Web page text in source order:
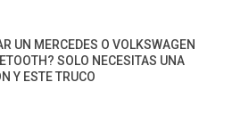
UN MERCEDES O VOLKSWAGEN
SOLO NECESITAS UNA
Y ESTE TRUCO